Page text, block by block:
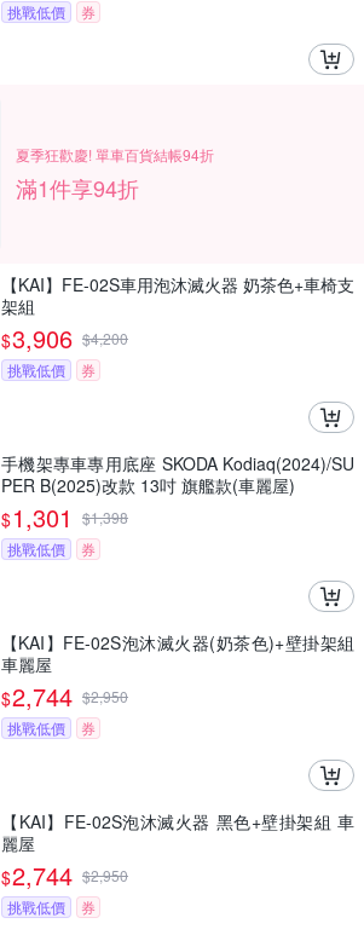
挑戰低價
券
夏季狂歡慶! 單車百貨結帳94折
滿1件享94折
【KAI】FE-02S車用泡沐滅火器 奶茶色+車椅支
架組
$3,906 $4,200
挑戰低價
券
手機架專車專用底座 SKODA Kodiaq(2024)/SU
PER B(2025)改款 13吋 旗艦款(車麗屋)
$1,301 $1,398
挑戰低價
券
【KAI】FE-02S泡沐滅火器(奶茶色)+壁掛架組
車麗屋
$2,744 $2,950
挑戰低價
券
【KAI】FE-02S泡沐滅火器 黑色+壁掛架組 車
麗屋
$2,744 $2,950
挑戰低價
券